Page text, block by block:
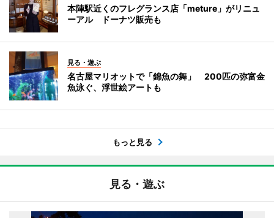
本陣駅近くのフレグランス店「meture」がリニュ
ーアル ドーナツ販売も
見る・遊ぶ
名古屋マリオットで「錦魚の舞」 200匹の弥富金
魚泳ぐ、浮世絵アートも
もっと見る
見る・遊ぶ